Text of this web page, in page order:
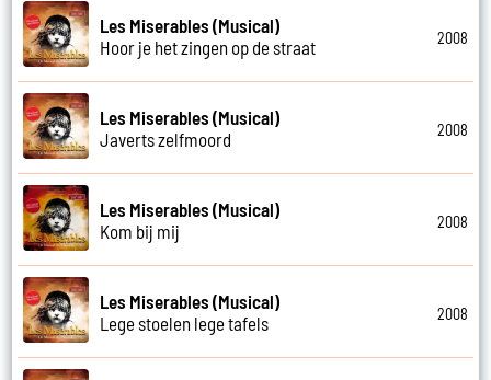
Les Miserables (Musical)
Hoor je het zingen op de straat
2008
Les Miserables (Musical)
Javerts zelfmoord
2008
Les Miserables (Musical)
Kom bij mij
2008
Les Miserables (Musical)
Lege stoelen lege tafels
2008